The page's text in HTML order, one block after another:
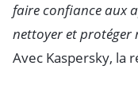
faire confiance aux
nettoyer et protéger
Avec Kaspersky, la